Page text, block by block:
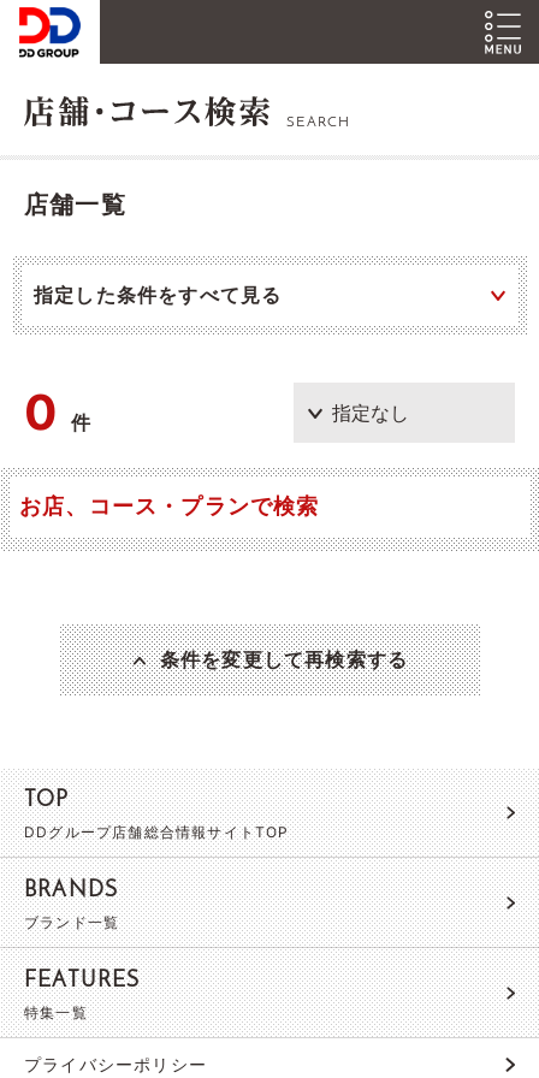
SEARCH
店舗一覧
指定した条件をすべて見る
0件
お店、コース・プランで検索
条件を変更して再検索する
TOP
DDグループ店舗総合情報サイトTOP
BRANDS
ブランド一覧
FEATURES
特集一覧
プライバシーポリシー